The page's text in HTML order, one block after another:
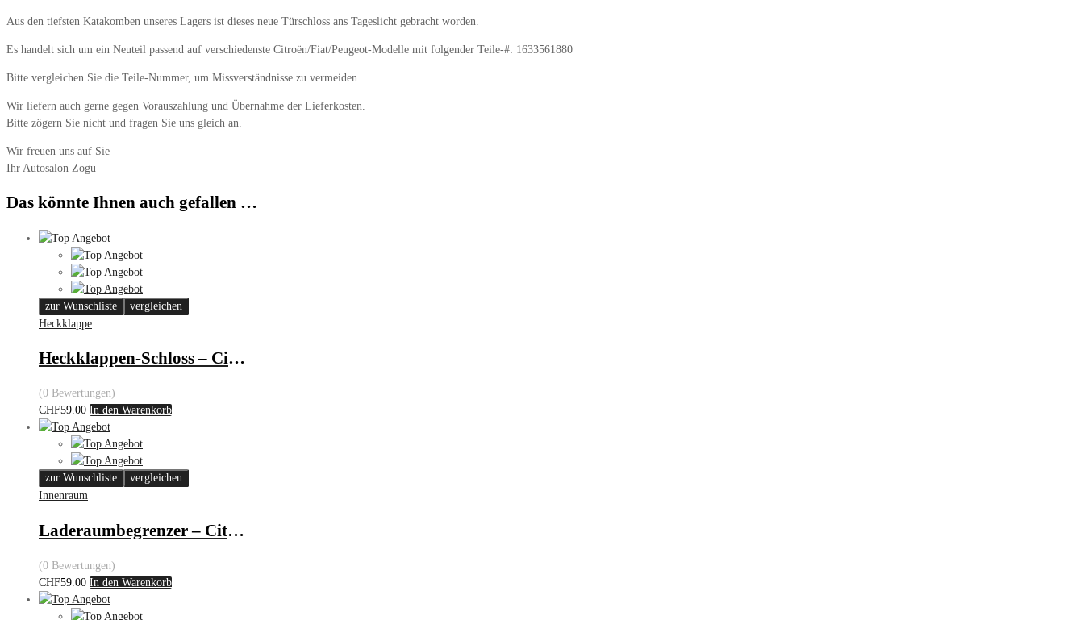
Aus den tiefsten Katakomben unseres Lagers ist dieses neue Türschloss ans Tageslicht gebracht worden.
Es handelt sich um ein Neuteil passend auf verschiedenste Citroën/Fiat/Peugeot-Modelle mit folgender Teile-#: 1633561880
Bitte vergleichen Sie die Teile-Nummer, um Missverständnisse zu vermeiden.
Wir liefern auch gerne gegen Vorauszahlung und Übernahme der Lieferkosten.
Bitte zögern Sie nicht und fragen Sie uns gleich an.
Wir freuen uns auf Sie
Ihr Autosalon Zogu
Das könnte Ihnen auch gefallen …
zur Wunschliste
vergleichen
Heckklappe
Heckklappen-Schloss – Citroën/Peugeot
(0 Bewertungen)
CHF59.00 In den Warenkorb
zur Wunschliste
vergleichen
Innenraum
Laderaumbegrenzer – Citroën C5
(0 Bewertungen)
CHF59.00 In den Warenkorb